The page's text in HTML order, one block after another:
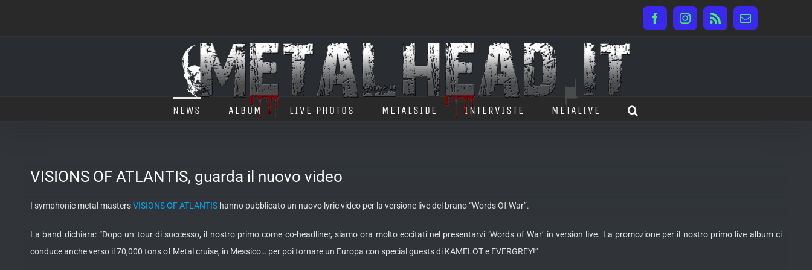
FacebookInstagram
Rss Email
NEWS ALBUM LIVE PHOTOS METALSIDE INTERVISTE METALIVE
VISIONS OF ATLANTIS, guarda il nuovo video
I symphonic metal mastersVISIONS OF ATLANTIS hanno pubblicato un nuovo lyric video per la versione live del brano “Words Of War”.
La band dichiara: “Dopo un tour di successo, il nostro primo come co-headliner, siamo ora molto eccitati nel presentarvi ‘Words of War’ in version live. La promozione per il nostro primo live album ci
conduce anche verso il 70,000 tons of Metal cruise, in Messico… per poi tornare un Europa con special guests di KAMELOT e EVERGREY!”